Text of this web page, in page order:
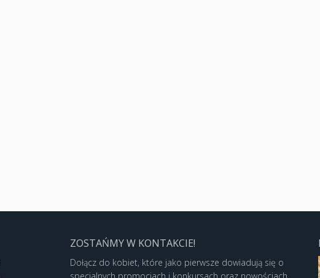
ZOSTAŃMY W KONTAKCIE!
Dołącz do kobiet, które jako pierwsze dowiadują się o